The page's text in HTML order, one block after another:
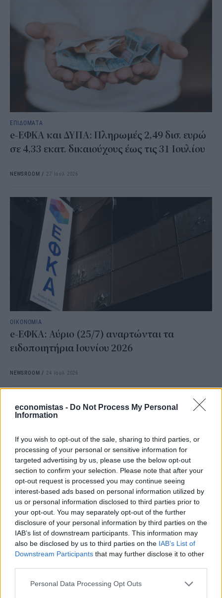
economistas - Do Not Process My Personal
Information
If you wish to opt-out of the sale, sharing to third parties, or
processing of your personal or sensitive information for
targeted advertising by us, please use the below opt-out
section to confirm your selection. Please note that after your
opt-out request is processed you may continue seeing
interest-based ads based on personal information utilized by
us or personal information disclosed to third parties prior to
your opt-out. You may separately opt-out of the further
disclosure of your personal information by third parties on the
IAB’s list of downstream participants. This information may
also be disclosed by us to third parties on the IAB’s List of
Downstream Participants that may further disclose it to other
Personal Data Processing Opt Outs
ΕΠΙΔΟΜΑΤΑ
e-ΕΦΚΑ και ΔΥΠΑ: Πληρωμές 2,49 δισ. ευρώ
σε 4,33 εκατ. δικαιούχους έως τις 31 Ιουλίου
NEWSROOM / 27 Ιουλ 2026
ΟΙΚΟΝΟΜΙΑ
e-ΕΦΚΑ: Αύριο (25/7) αναρτώνται τα
ειδοποιητήρια Ιουνίου 2026
NEWSROOM / 24 Ιουλ 2026
ΕΡΓΑΣΙΑ & ΣΥΝΤΑΞΗ
Συντάξεις Αυγούστου 2026: Τι ώρα μπαίνουν
τα λεφτά στα ΑΤΜ
NEWSROOM/23 Ιουλ 2026